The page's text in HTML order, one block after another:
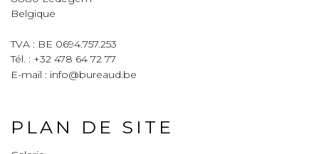
Belgique
TVA : BE 0694.757.253
Tél. : +32 478 64 72 77
E-mail : info@bureaud.be
PLAN DE SITE